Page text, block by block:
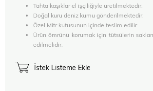
Tahta kaşıklar el işçiliğiyle üretilmektedir.
Doğal kuru deniz kumu gönderilmektedir.
Özel Mitr kutusunun içinde teslim edilir.
Ürün ömrünü korumak için tütsülerin
edilmelidir.
İstek Listeme Ekle